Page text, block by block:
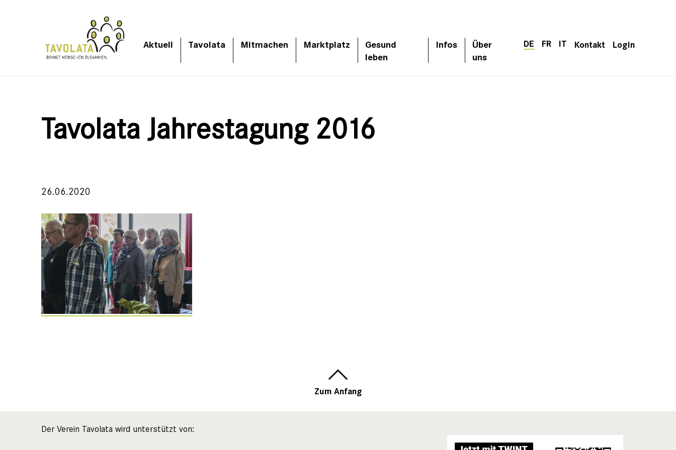
Aktuell Tavolata Mitmachen Marktplatz
Gesund
leben
Infos
Über
uns
DE FR IT Kontakt Login
Tavolata Jahrestagung 2016
26.06.2020
Zum Anfang
Der Verein Tavolata wird unterstützt von: